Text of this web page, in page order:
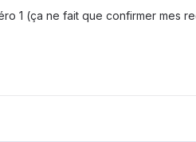
1 (ça ne fait que confirmer mes